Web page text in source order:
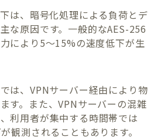
は、暗号化処理による負荷とデ
な原因です。一般的なAES-256
により5〜15%の速度低下が生
は、VPNサーバー経由により物
す。また、VPNサーバーの混雑
利用者が集中する時間帯では
観測されることもあります。